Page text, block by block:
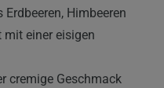
Himbeeren
mit einer eisigen
cremige Geschmack